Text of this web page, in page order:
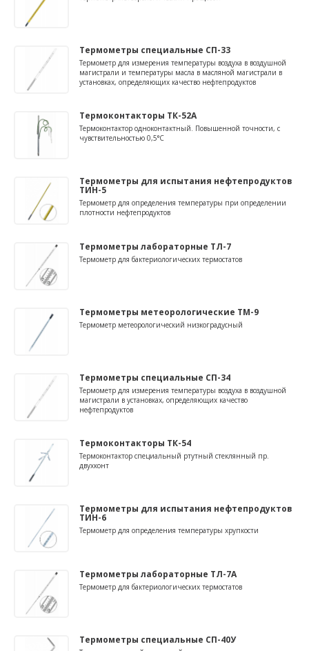
Термометры специальные СП-33
Термометр для измерения температуры воздуха в воздушной
магистрали и температуры масла в масляной магистрали в
установках, определяющих качество нефтепродуктов
Термоконтакторы ТК-52А
Термоконтактор одноконтактный. Повышенной точности, с
чувствительностью 0,5°С
Термометры для испытания нефтепродуктов
ТИН-5
Термометр для определения температуры при определении
плотности нефтепродуктов
Термометры лабораторные ТЛ-7
Термометр для бактериологических термостатов
Термометры метеорологические ТМ-9
Термометр метеорологический низкоградусный
Термометры специальные СП-34
Термометр для измерения температуры воздуха в воздушной
магистрали в установках, определяющих качество
нефтепродуктов
Термоконтакторы ТК-54
Термоконтактор специальный ртутный стеклянный пр.
двухконт
Термометры для испытания нефтепродуктов
ТИН-6
Термометр для определения температуры хрупкости
Термометры лабораторные ТЛ-7А
Термометр для бактериологических термостатов
Термометры специальные СП-40У